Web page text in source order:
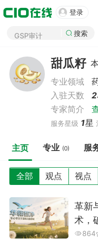
 登录
药厂筹建
GMP审计
GSP审计
化妆品注册
医疗器械注册
药品注册
药品上市后变更
搜索
甜瓜籽
专业领域
入驻天数
专家简介
服务星级 1星
主页 专业 (0) 服
全部 观点 视点
革新
术，
用的
864